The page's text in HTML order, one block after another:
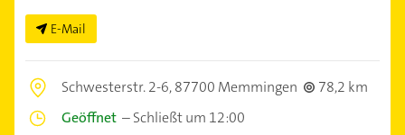
E-Mail
Schwesterstr. 2-6,87700 Memmingen
78,2 km
Geöffnet –Schließt um 12:00